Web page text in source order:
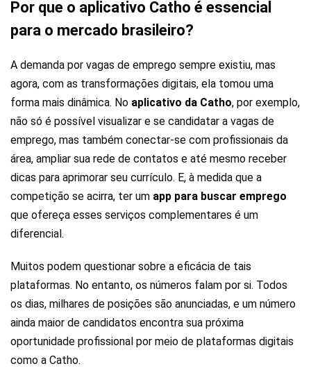
Por que o aplicativo Catho é essencial
para o mercado brasileiro?
A demanda por vagas de emprego sempre existiu, mas
agora, com as transformações digitais, ela tomou uma
forma mais dinâmica. No aplicativo da Catho, por exemplo,
não só é possível visualizar e se candidatar a vagas de
emprego, mas também conectar-se com profissionais da
área, ampliar sua rede de contatos e até mesmo receber
dicas para aprimorar seu currículo. E, à medida que a
competição se acirra, ter um app para buscar emprego
que ofereça esses serviços complementares é um
diferencial.
Muitos podem questionar sobre a eficácia de tais
plataformas. No entanto, os números falam por si. Todos
os dias, milhares de posições são anunciadas, e um número
ainda maior de candidatos encontra sua próxima
oportunidade profissional por meio de plataformas digitais
como a Catho.